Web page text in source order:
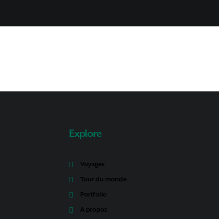
Explore
Voyages
Tour du monde
Portfolio
A propos